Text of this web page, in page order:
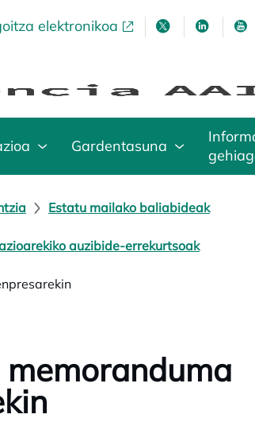
elektronikoa
opens in a new tabopens in a
opens
Gardentasuna
Estatu mailako baliabideak
auzibide-errekurtsoak